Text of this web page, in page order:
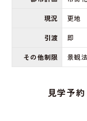
現況
更地
引渡
即
その他制限
景観法
見学予